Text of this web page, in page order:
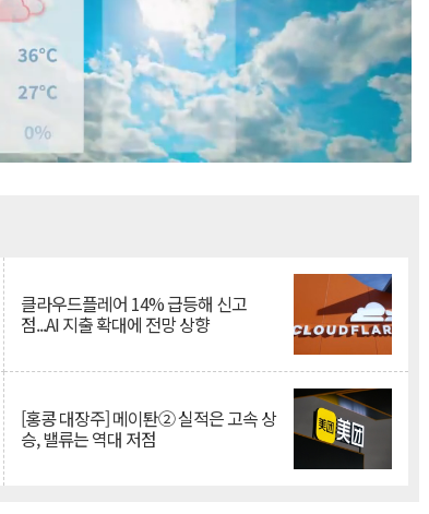
클라우드플레어 14% 급등해 신고
점...AI 지출 확대에 전망 상향
[홍콩 대장주] 메이퇀② 실적은 고속 상
승, 밸류는 역대 저점